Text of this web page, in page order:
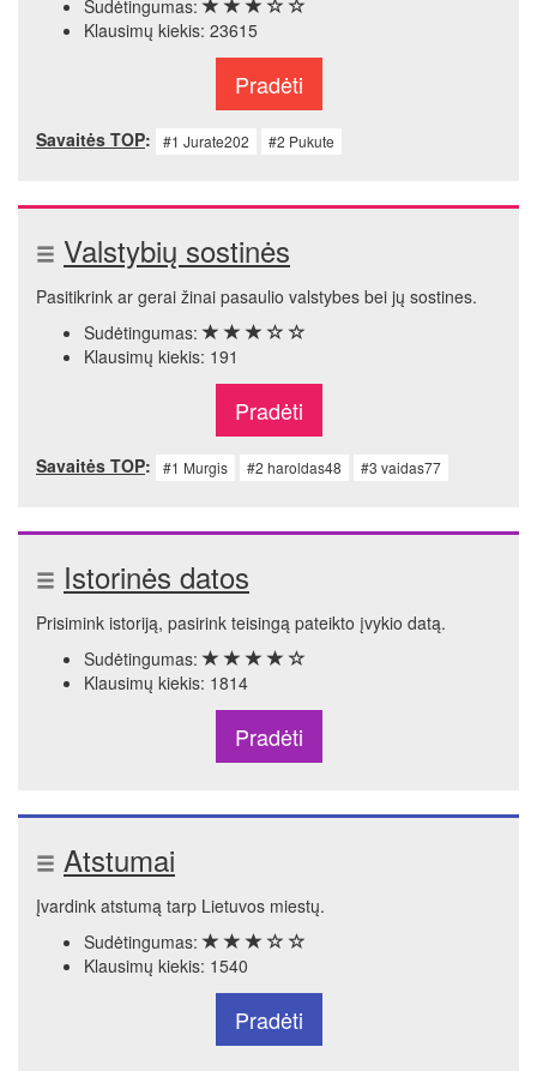
Sudėtingumas:
Klausimų kiekis: 23615
Pradėti
Savaitės TOP: #1 Jurate202 #2 Pukute
Valstybių sostinės
Pasitikrink ar gerai žinai pasaulio valstybes bei jų sostines.
Sudėtingumas:
Klausimų kiekis: 191
Pradėti
Savaitės TOP: #1 Murgis #2 haroldas48 #3 vaidas77
Istorinės datos
Prisimink istoriją, pasirink teisingą pateikto įvykio datą.
Sudėtingumas:
Klausimų kiekis: 1814
Pradėti
Atstumai
Įvardink atstumą tarp Lietuvos miestų.
Sudėtingumas:
Klausimų kiekis: 1540
Pradėti